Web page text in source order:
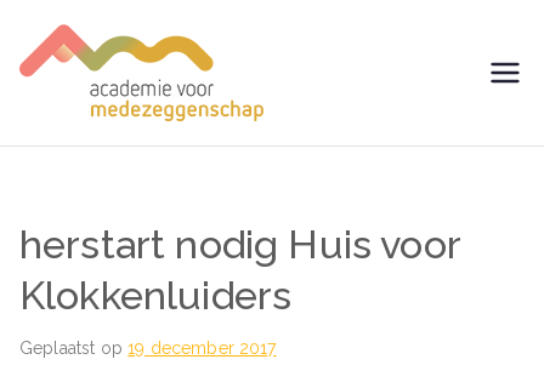
naar
de
voor
Medezegg
herstart nodig Huis voor
Klokkenluiders
Geplaatst op19 december 2017